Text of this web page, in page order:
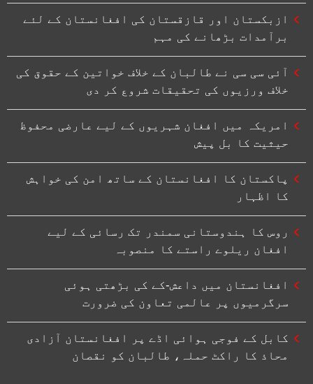
ازبکستان اور قازقستان کی افغانستان کے لئے
برآمدات بڑھانے کی مہم
آئی سی سی نے طالبان کے خلاف خواتین کے حقوق کی
خلاف ورزیوں کی تحقیقات شروع کر دی
امریکہ میں افغان شہریوں کے لیے عارضی محفوظ
حیثیت کا بل پیش
پاکستان کا افغانستان کے ساتھ امن کی خواہش
کا اظہار
روس کا ہندوستانی سمندر تک رسائی کے لیے
افغان ریلوے راستے کا منصوبہ
افغانستان میں داعش-کے کی بڑھتی ہوئی
سرگرمیوں پر عالمی تعاون کی ضرورت
کابل کے فوجی ہوائی اڈے پر افغانستان آزادی
محاذ کا راکٹ حملہ، طالبان کو نقصان